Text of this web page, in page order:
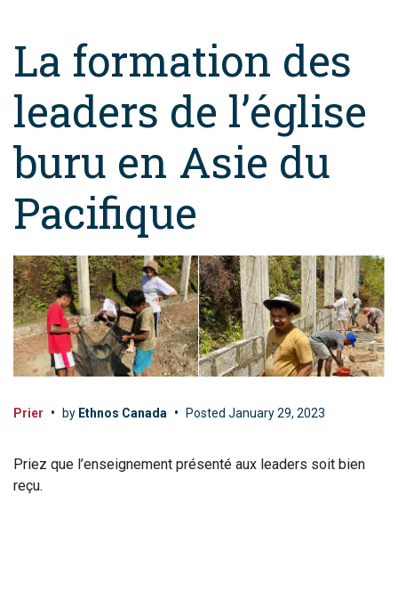
La formation des
leaders de l’église
buru en Asie du
Pacifique
Prier • by Ethnos Canada • Posted January 29, 2023
Priez que l’enseignement présenté aux leaders soit bien
reçu.